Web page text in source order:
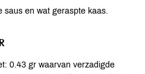
saus en wat geraspte kaas.
0.43 gr waarvan verzadigde